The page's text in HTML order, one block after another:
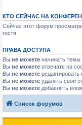
КТО СЕЙЧАС НА
Сейчас этот форум
гостя
ПРАВА ДОСТУПА
Вы не можете начинать темы
Вы не можете отвечать на
Вы не можете
Вы не можете удалять свои
Вы не можете добавлять
Список форумов